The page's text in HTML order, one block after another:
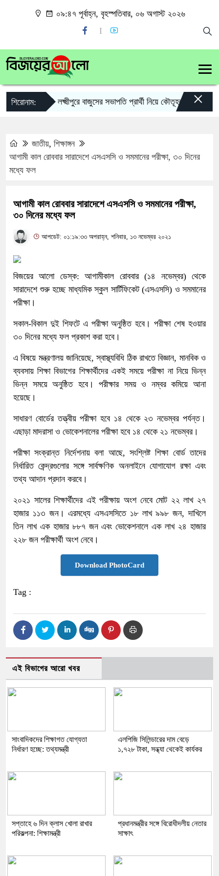
০৯:৪৭ পূর্বাহ্ন, বৃহস্পতিবার, ০৬ অগাস্ট ২০২৬
শিরোনাম: লক্ষ্মীপুরে বাজুসের সভাপতি প্রার্থী নিয়ে কৌতূহল ×
জাতীয়, শিক্ষাঙ্গন
আগামী কাল রোববার সারাদেশে এসএসসি ও সমমানের পরীক্ষা, ৩০ দিনের
মধ্যে ফল
আগামী কাল রোববার সারাদেশে এসএসসি ও সমমানের পরীক্ষা,
৩০ দিনের মধ্যে ফল
আপডেট: ০১:১৯:৩৩ অপরাহ্ন, শনিবার, ১৩ নভেম্বর ২০২১
বিজয়ের আলো ডেস্ক: আগামীকাল রোববার (১৪ নভেম্বর) থেকে
সারাদেশে শুরু হচ্ছে মাধ্যমিক স্কুল সার্টিফিকেট (এসএসসি) ও সমমানের
পরীক্ষা।
সকাল-বিকাল দুই শিফটে এ পরীক্ষা অনুষ্ঠিত হবে। পরীক্ষা শেষ হওয়ার
৩০ দিনের মধ্যে ফল প্রকাশ করা হবে।
এ বিষয়ে মন্ত্রণালয় জানিয়েছে, স্বাস্থ্যবিধি ঠিক রাখতে বিজ্ঞান, মানবিক ও
ব্যবসায় শিক্ষা বিভাগের শিক্ষার্থীদের একই সময়ে পরীক্ষা না নিয়ে ভিন্ন
ভিন্ন সময়ে অনুষ্ঠিত হবে। পরীক্ষার সময় ও নম্বর কমিয়ে আনা
হয়েছে।
সাধারণ বোর্ডের তত্ত্বীয় পরীক্ষা হবে ১৪ থেকে ২৩ নভেম্বর পর্যন্ত।
এছাড়া মাদরাসা ও ভোকেশনালের পরীক্ষা হবে ১৪ থেকে ২১ নভেম্বর।
পরীক্ষা সংক্রান্ত নির্দেশনায় বলা আছে, সংশ্লিষ্ট শিক্ষা বোর্ড তাদের
নির্ধারিত কেন্দ্রগুলোর সঙ্গে সার্বক্ষণিক অনলাইনে যোগাযোগ রক্ষা এবং
তথ্য আদান প্রদান করবে।
২০২১ সালের শিক্ষার্থীদের এই পরীক্ষায় অংশ নেবে মোট ২২ লাখ ২৭
হাজার ১১৩ জন। এরমধ্যে এসএসসিতে ১৮ লাখ ৯৯৮ জন, দাখিলে
তিন লাখ এক হাজার ৮৮৭ জন এবং ভোকেশনালে এক লাখ ২৪ হাজার
২২৮ জন পরীক্ষার্থী অংশ নেবে।
Download PhotoCard
Tag :
এই বিভাগের আরো খবর
সাংবাদিকদের শিক্ষাগত যোগ্যতা
নির্ধারণ হচ্ছে: তথ্যমন্ত্রী
এলপিজি সিলিন্ডারের দাম বেড়ে
১,৭২৮ টাকা, সন্ধ্যা থেকেই কার্যকর
সপ্তাহে ৬ দিন ক্লাস খোলা রাখার
পরিকল্পনা: শিক্ষামন্ত্রী
প্রধানমন্ত্রীর সঙ্গে বিরোধীদলীয় নেতার
সাক্ষাৎ